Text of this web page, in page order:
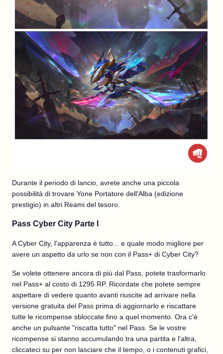
Durante il periodo di lancio, avrete anche una piccola
possibilità di trovare Yone Portatore dell'Alba (edizione
prestigio) in altri Reami del tesoro.
Pass Cyber City Parte I
A Cyber City, l'apparenza è tutto... e quale modo migliore per
avere un aspetto da urlo se non con il Pass+ di Cyber City?
Se volete ottenere ancora di più dal Pass, potete trasformarlo
nel Pass+ al costo di 1295 RP. Ricordate che potete sempre
aspettare di vedere quanto avanti riuscite ad arrivare nella
versione gratuita del Pass prima di aggiornarlo e riscattare
tutte le ricompense sbloccate fino a quel momento. Ora c'è
anche un pulsante "riscatta tutto" nel Pass. Se le vostre
ricompense si stanno accumulando tra una partita e l'altra,
cliccateci su per non lasciare che il tempo, o i contenuti grafici,